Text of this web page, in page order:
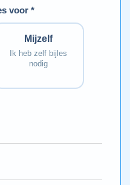
voor *
Mijzelf
Ik heb zelf bijles
nodig